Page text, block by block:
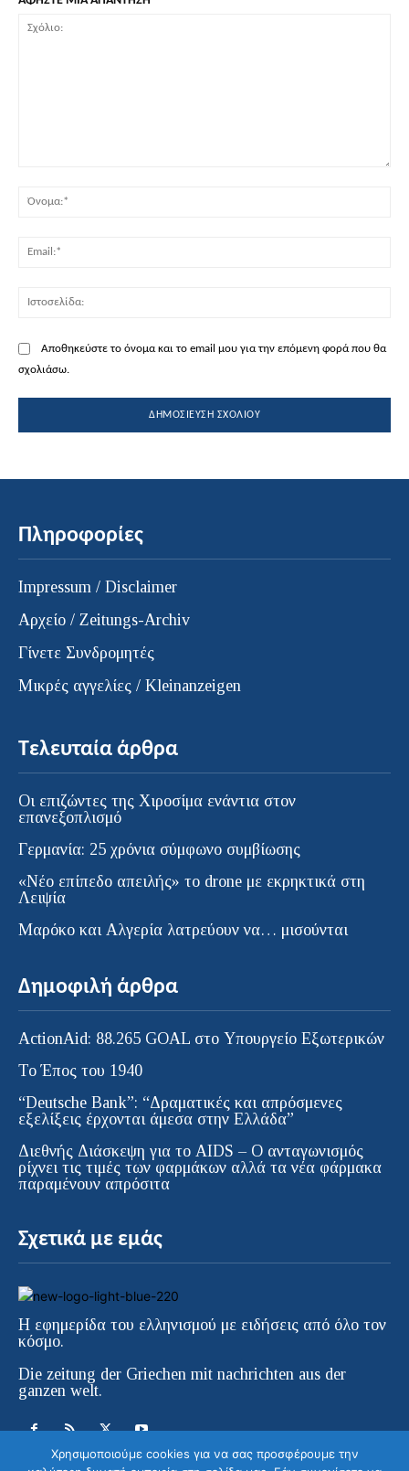
Αποθηκεύστε το όνομα και το email μου για την επόμενη φορά που θα
σχολιάσω.
Πληροφορίες
Impressum / Disclaimer
Αρχείο / Zeitungs-Archiv
Γίνετε Συνδρομητές
Μικρές αγγελίες / Kleinanzeigen
Τελευταία άρθρα
Οι επιζώντες της Χιροσίμα ενάντια στον
επανεξοπλισμό
Γερμανία: 25 χρόνια σύμφωνο συμβίωσης
«Νέο επίπεδο απειλής» το drone με εκρηκτικά στη
Λειψία
Μαρόκο και Αλγερία λατρεύουν να… μισούνται
Δημοφιλή άρθρα
ActionAid: 88.265 GOAL στο Υπουργείο Εξωτερικών
Το Έπος του 1940
“Deutsche Bank”: “Δραματικές και απρόσμενες
εξελίξεις έρχονται άμεσα στην Ελλάδα”
Διεθνής Διάσκεψη για το AIDS – Ο ανταγωνισμός
ρίχνει τις τιμές των φαρμάκων αλλά τα νέα φάρμακα
παραμένουν απρόσιτα
Σχετικά με εμάς
Η εφημερίδα του ελληνισμού με ειδήσεις από όλο τον
κόσμο.
Die zeitung der Griechen mit nachrichten aus der
ganzen welt.
Χρησιμοποιούμε cookies για να σας προσφέρουμε την